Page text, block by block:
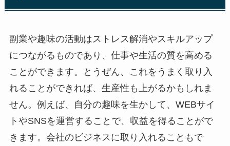
副業や趣味の活動はストレス解消やスキルアップ
につながるものであり、仕事や生活の質を高める
ことができます。とうぜん、これをうまく取り入
れることができれば、生産性も上がるかもしれま
せん。例えば、自分の趣味を生かして、WEBサイ
トやSNSを運営することで、収益を得ることがで
きます。会社のビジネスに取り入れることもで